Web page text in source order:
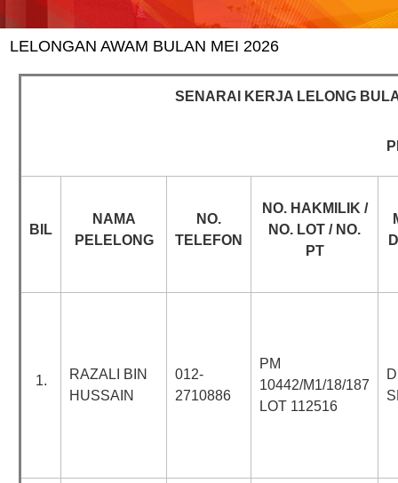
LELONGAN AWAM BULAN MEI 2026
SENARAI KERJA LELONG
BIL
NAMA
PELELONG
NO.
TELEFON
NO. HAKMILIK /
NO. LOT / NO.
PT
1.
RAZALI BIN
HUSSAIN
012-
2710886
PM
10442/M1/18/187
LOT 112516